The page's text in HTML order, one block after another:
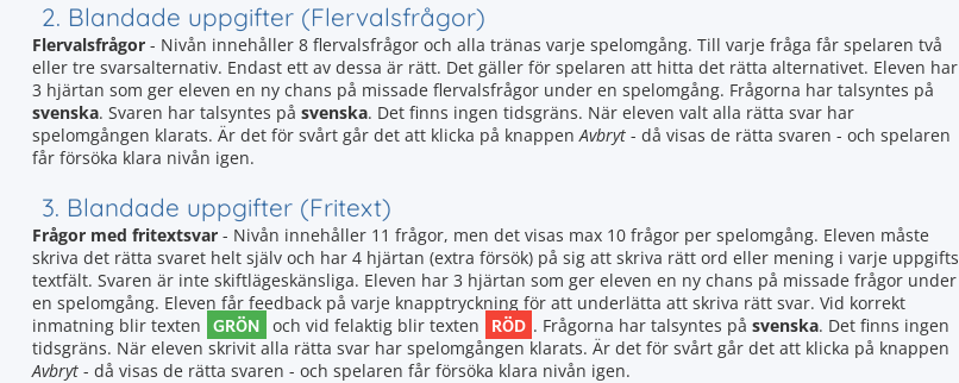
2. Blandade uppgifter (Flervalsfrågor)
Flervalsfrågor - Nivån innehåller 8 flervalsfrågor och alla tränas varje spelomgång. Till varje fråga får spelaren två
eller tre svarsalternativ. Endast ett av dessa är rätt. Det gäller för spelaren att hitta det rätta alternativet. Eleven har
3 hjärtan som ger eleven en ny chans på missade flervalsfrågor under en spelomgång. Frågorna har talsyntes på
svenska. Svaren har talsyntes på svenska. Det finns ingen tidsgräns. När eleven valt alla rätta svar har
spelomgången klarats. Är det för svårt går det att klicka på knappenAvbryt - då visas de rätta svaren - och spelaren
får försöka klara nivån igen.
3. Blandade uppgifter (Fritext)
Frågor med fritextsvar - Nivån innehåller 11 frågor, men det visas max 10 frågor per spelomgång. Eleven måste
skriva det rätta svaret helt själv och har 4 hjärtan (extra försök) på sig att skriva rätt ord eller mening i varje uppgifts
textfält. Svaren är inte skiftlägeskänsliga. Eleven har 3 hjärtan som ger eleven en ny chans på missade frågor under
en spelomgång. Eleven får feedback på varje knapptryckning för att underlätta att skriva rätt svar. Vid korrekt
inmatning blir texten GRÖN och vid felaktig blir texten RÖD . Frågorna har talsyntes på svenska. Det finns ingen
tidsgräns. När eleven skrivit alla rätta svar har spelomgången klarats. Är det för svårt går det att klicka på knappen
Avbryt - då visas de rätta svaren - och spelaren får försöka klara nivån igen.